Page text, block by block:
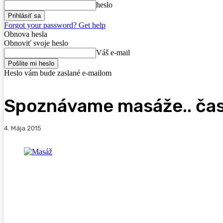
heslo
Forgot your password? Get help
Obnova hesla
Obnoviť svoje heslo
Váš e-mail
Heslo vám bude zaslané e-mailom
Spoznávame masáže..
4. Mája 2015